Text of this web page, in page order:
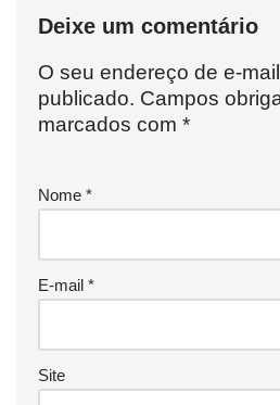
Deixe um comentário
O seu endereço de e-
publicado. Campos
marcados com *
Nome *
E-mail *
Site